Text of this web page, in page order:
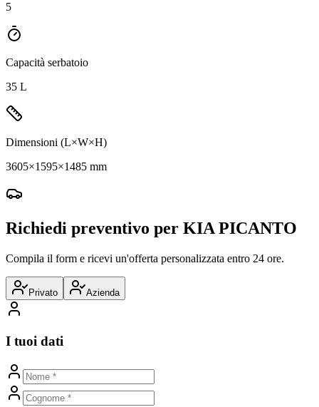
5
Capacità serbatoio
35 L
Dimensioni (L×W×H)
3605×1595×1485 mm
Richiedi preventivo per KIA PICANTO
Compila il form e ricevi un'offerta personalizzata entro 24 ore.
Privato Azienda
I tuoi dati